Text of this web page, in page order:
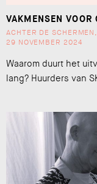
VAKMENSEN VOOR
ACHTER DE SCHERMEN
29 NOVEMBER 2024
Waarom duurt het
lang? Huurders van